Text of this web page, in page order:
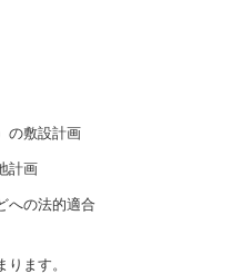
の敷設計画
計画
への法的適合
ます。